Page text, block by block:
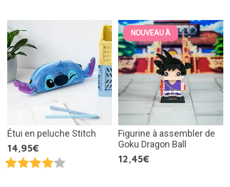
Étui en peluche Stitch
14,95€
NOUVEAU À
Figurine à assembler de
Goku Dragon Ball
12,45€